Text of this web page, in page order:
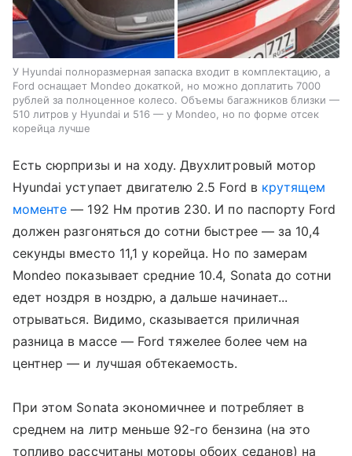
У Hyundai полноразмерная запаска входит в комплектацию, а
Ford оснащает Mondeo докаткой, но можно доплатить 7000
рублей за полноценное колесо. Объемы багажников близки —
510 литров у Hyundai и 516 — у Mondeo, но по форме отсек
корейца лучше
Есть сюрпризы и на ходу. Двухлитровый мотор
Hyundai уступает двигателю 2.5 Ford в крутящем
моменте — 192 Нм против 230. И по паспорту Ford
должен разгоняться до сотни быстрее — за 10,4
секунды вместо 11,1 у корейца. Но по замерам
Mondeo показывает средние 10.4, Sonata до сотни
едет ноздря в ноздрю, а дальше начинает...
отрываться. Видимо, сказывается приличная
разница в массе — Ford тяжелее более чем на
центнер — и лучшая обтекаемость.
При этом Sonata экономичнее и потребляет в
среднем на литр меньше 92-го бензина (на это
топливо рассчитаны моторы обоих седанов) на